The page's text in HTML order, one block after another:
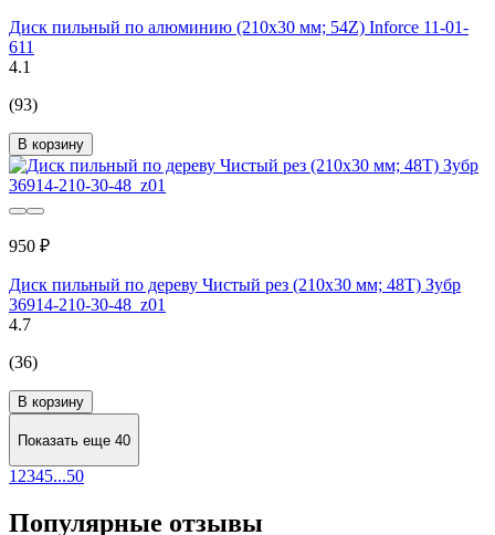
Диск пильный по алюминию (210х30 мм; 54Z) Inforce 11-01-
611
4.1
(93)
В корзину
950 ₽
Диск пильный по дереву Чистый рез (210x30 мм; 48Т) Зубр
36914-210-30-48_z01
4.7
(36)
В корзину
Показать еще 40
1 2345...50
Популярные отзывы